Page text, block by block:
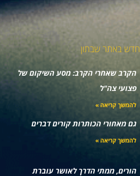
חדש באתר שבתון
הקרב שאחרי הקרב: מסע השיקום של
פצועי צה"ל
להמשך קריאה »
גם מאחורי הכותרות קורים דברים
להמשך קריאה »
הורים, ממתי הדרך לאושר עוברת